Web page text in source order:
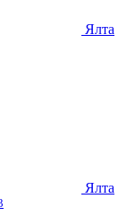
Ялта
Ялта